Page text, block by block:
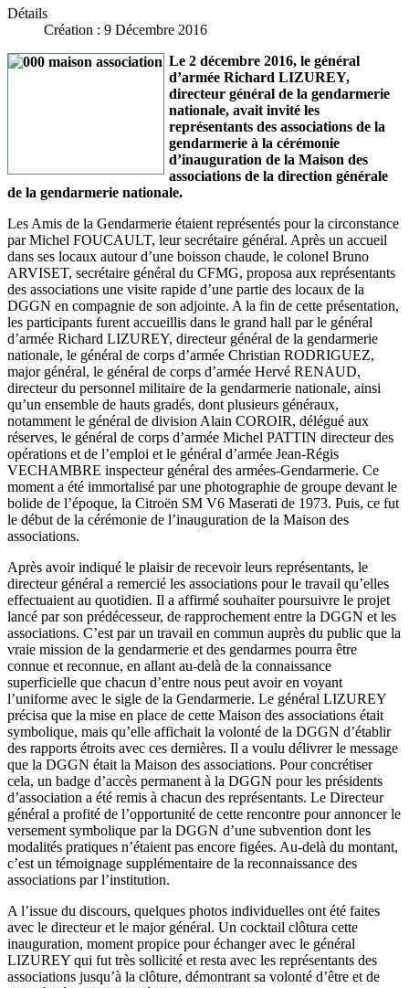
Détails
Création : 9 Décembre 2016
Le 2 décembre 2016, le général
d’armée Richard LIZUREY,
directeur général de la gendarmerie
nationale, avait invité les
représentants des associations de la
gendarmerie à la cérémonie
d’inauguration de la Maison des
associations de la direction générale
de la gendarmerie nationale.
Les Amis de la Gendarmerie étaient représentés pour la circonstance
par Michel FOUCAULT, leur secrétaire général. Après un accueil
dans ses locaux autour d’une boisson chaude, le colonel Bruno
ARVISET, secrétaire général du CFMG, proposa aux représentants
des associations une visite rapide d’une partie des locaux de la
DGGN en compagnie de son adjointe. A la fin de cette présentation,
les participants furent accueillis dans le grand hall par le général
d’armée Richard LIZUREY, directeur général de la gendarmerie
nationale, le général de corps d’armée Christian RODRIGUEZ,
major général, le général de corps d’armée Hervé RENAUD,
directeur du personnel militaire de la gendarmerie nationale, ainsi
qu’un ensemble de hauts gradés, dont plusieurs généraux,
notamment le général de division Alain COROIR, délégué aux
réserves, le général de corps d’armée Michel PATTIN directeur des
opérations et de l’emploi et le général d’armée Jean-Régis
VECHAMBRE inspecteur général des armées-Gendarmerie. Ce
moment a été immortalisé par une photographie de groupe devant le
bolide de l’époque, la Citroën SM V6 Maserati de 1973. Puis, ce fut
le début de la cérémonie de l’inauguration de la Maison des
associations.
Après avoir indiqué le plaisir de recevoir leurs représentants, le
directeur général a remercié les associations pour le travail qu’elles
effectuaient au quotidien. Il a affirmé souhaiter poursuivre le projet
lancé par son prédécesseur, de rapprochement entre la DGGN et les
associations. C’est par un travail en commun auprès du public que la
vraie mission de la gendarmerie et des gendarmes pourra être
connue et reconnue, en allant au-delà de la connaissance
superficielle que chacun d’entre nous peut avoir en voyant
l’uniforme avec le sigle de la Gendarmerie. Le général LIZUREY
précisa que la mise en place de cette Maison des associations était
symbolique, mais qu’elle affichait la volonté de la DGGN d’établir
des rapports étroits avec ces dernières. Il a voulu délivrer le message
que la DGGN était la Maison des associations. Pour concrétiser
cela, un badge d’accès permanent à la DGGN pour les présidents
d’association a été remis à chacun des représentants. Le Directeur
général a profité de l’opportunité de cette rencontre pour annoncer le
versement symbolique par la DGGN d’une subvention dont les
modalités pratiques n’étaient pas encore figées. Au-delà du montant,
c’est un témoignage supplémentaire de la reconnaissance des
associations par l’institution.
A l’issue du discours, quelques photos individuelles ont été faites
avec le directeur et le major général. Un cocktail clôtura cette
inauguration, moment propice pour échanger avec le général
LIZUREY qui fut très sollicité et resta avec les représentants des
associations jusqu’à la clôture, démontrant sa volonté d’être et de